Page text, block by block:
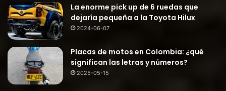
La enorme pick up de 6 ruedas que
dejaría pequeña a la Toyota Hilux
2024-06-07
Placas de motos en Colombia: ¿qué
significan las letras y números?
2025-05-15